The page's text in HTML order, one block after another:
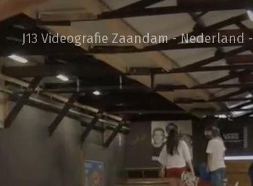
J13 Videografie Zaandam - Nederland -